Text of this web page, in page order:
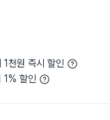
1천원 즉시 할인
1% 할인